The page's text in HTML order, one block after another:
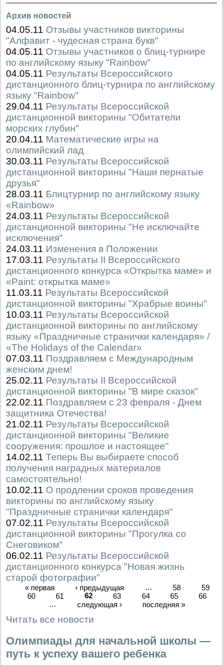
Архив новостей
04.05.11 Отзывы участников викторины
"Алфавит - чудесная страна букв"
04.05.11 Отзывы участников о блиц-турнире
по английскому языку "Rainbow"
04.05.11 Результаты Всероссийского
дистанционного блиц-турнира по английскому
языку "Rainbow"
29.04.11 Результаты Всероссийской
дистанционной викторины "Обитатели
морских глубин"
20.04.11 Математические игры на
олимпийский лад
30.03.11 Результаты Всероссийской
дистанционной викторины "Наши пернатые
друзья"
28.03.11 Блицтурнир по английскому языку
«Rainbow»
24.03.11 Результаты Всероссийской
дистанционной викторины "Не исключайте
исключения"
24.03.11 Изменения в Положении
17.03.11 Результаты II Всероссийского
дистанционного конкурса «Открытка маме» и
«Paint: открытка маме»
11.03.11 Результаты Всероссийской
дистанционной викторины "Храбрые воины"
10.03.11 Результаты Всероссийской
дистанционной викторины по английскому
языку «Праздничные странички календаря» /
«The Holidays of the Calendar»
07.03.11 Поздравляем с Международным
женским днем!
25.02.11 Результаты II Всероссийской
дистанционной викторины "В мире сказок"
22.02.11 Поздравляем с 23 февраля - Днем
защитника Отечества!
21.02.11 Результаты Всероссийской
дистанционной викторины "Великие
сооружения: прошлое и настоящее"
14.02.11 Теперь Вы выбираете способ
получения наградных материалов
самостоятельно!
10.02.11 О продлении сроков проведения
викторины по английскому языку
"Праздничные странички календаря"
07.02.11 Результаты Всероссийской
дистанционной викторины "Прогулка со
Снеговиком"
06.02.11 Результаты Всероссийской
дистанционного конкурса "Новая жизнь
старой фотографии"
« первая ‹ предыдущая … 58
59
60
61 62 63 64 65
66
…
следующая › последняя »
Читать все новости
Олимпиады для начальной школы —
путь к успеху вашего ребенка